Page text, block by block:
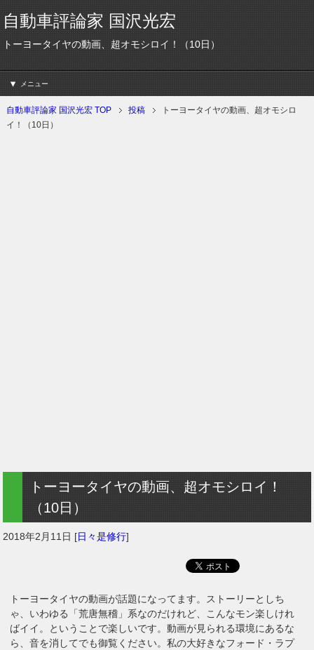
自動車評論家 国沢光宏
トーヨータイヤの動画、超オモシロイ！（10日）
メニュー
自動車評論家 国沢光宏 TOP 投稿
トーヨータイヤの動画、超オモシロ
イ！（10日）
トーヨータイヤの動画、超オモシロイ！
（10日）
2018年2月11日 [日々是修行]
トーヨータイヤの動画が話題になってます。ストーリーとしち
ゃ、いわゆる「荒唐無稽」系なのだけれど、こんなモン楽しけれ
ばイイ。ということで楽しいです。動画が見られる環境にあるな
ら、音を消してでも御覧ください。私の大好きなフォード・ラプ